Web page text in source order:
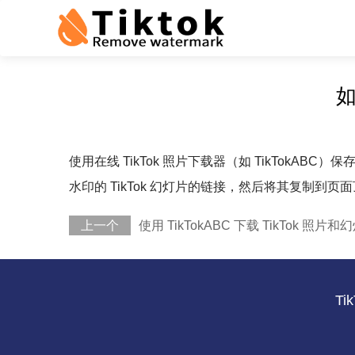
使用在线 TikTok 照片下载器（如 TikTokABC）保
水印的 TikTok 幻灯片的链接，然后将其复制到页
上一个 使用 TikTokABC 下载 TikTok 照片和